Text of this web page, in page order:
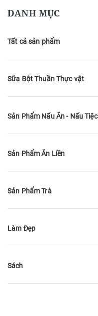
DANH MỤC
Tất cả sản phẩm
Sữa Bột Thuần Thực vật
Sản Phẩm Nấu Ăn - Nấu Tiệc
Sản Phẩm Ăn Liền
Sản Phẩm Trà
Làm Đẹp
Sách